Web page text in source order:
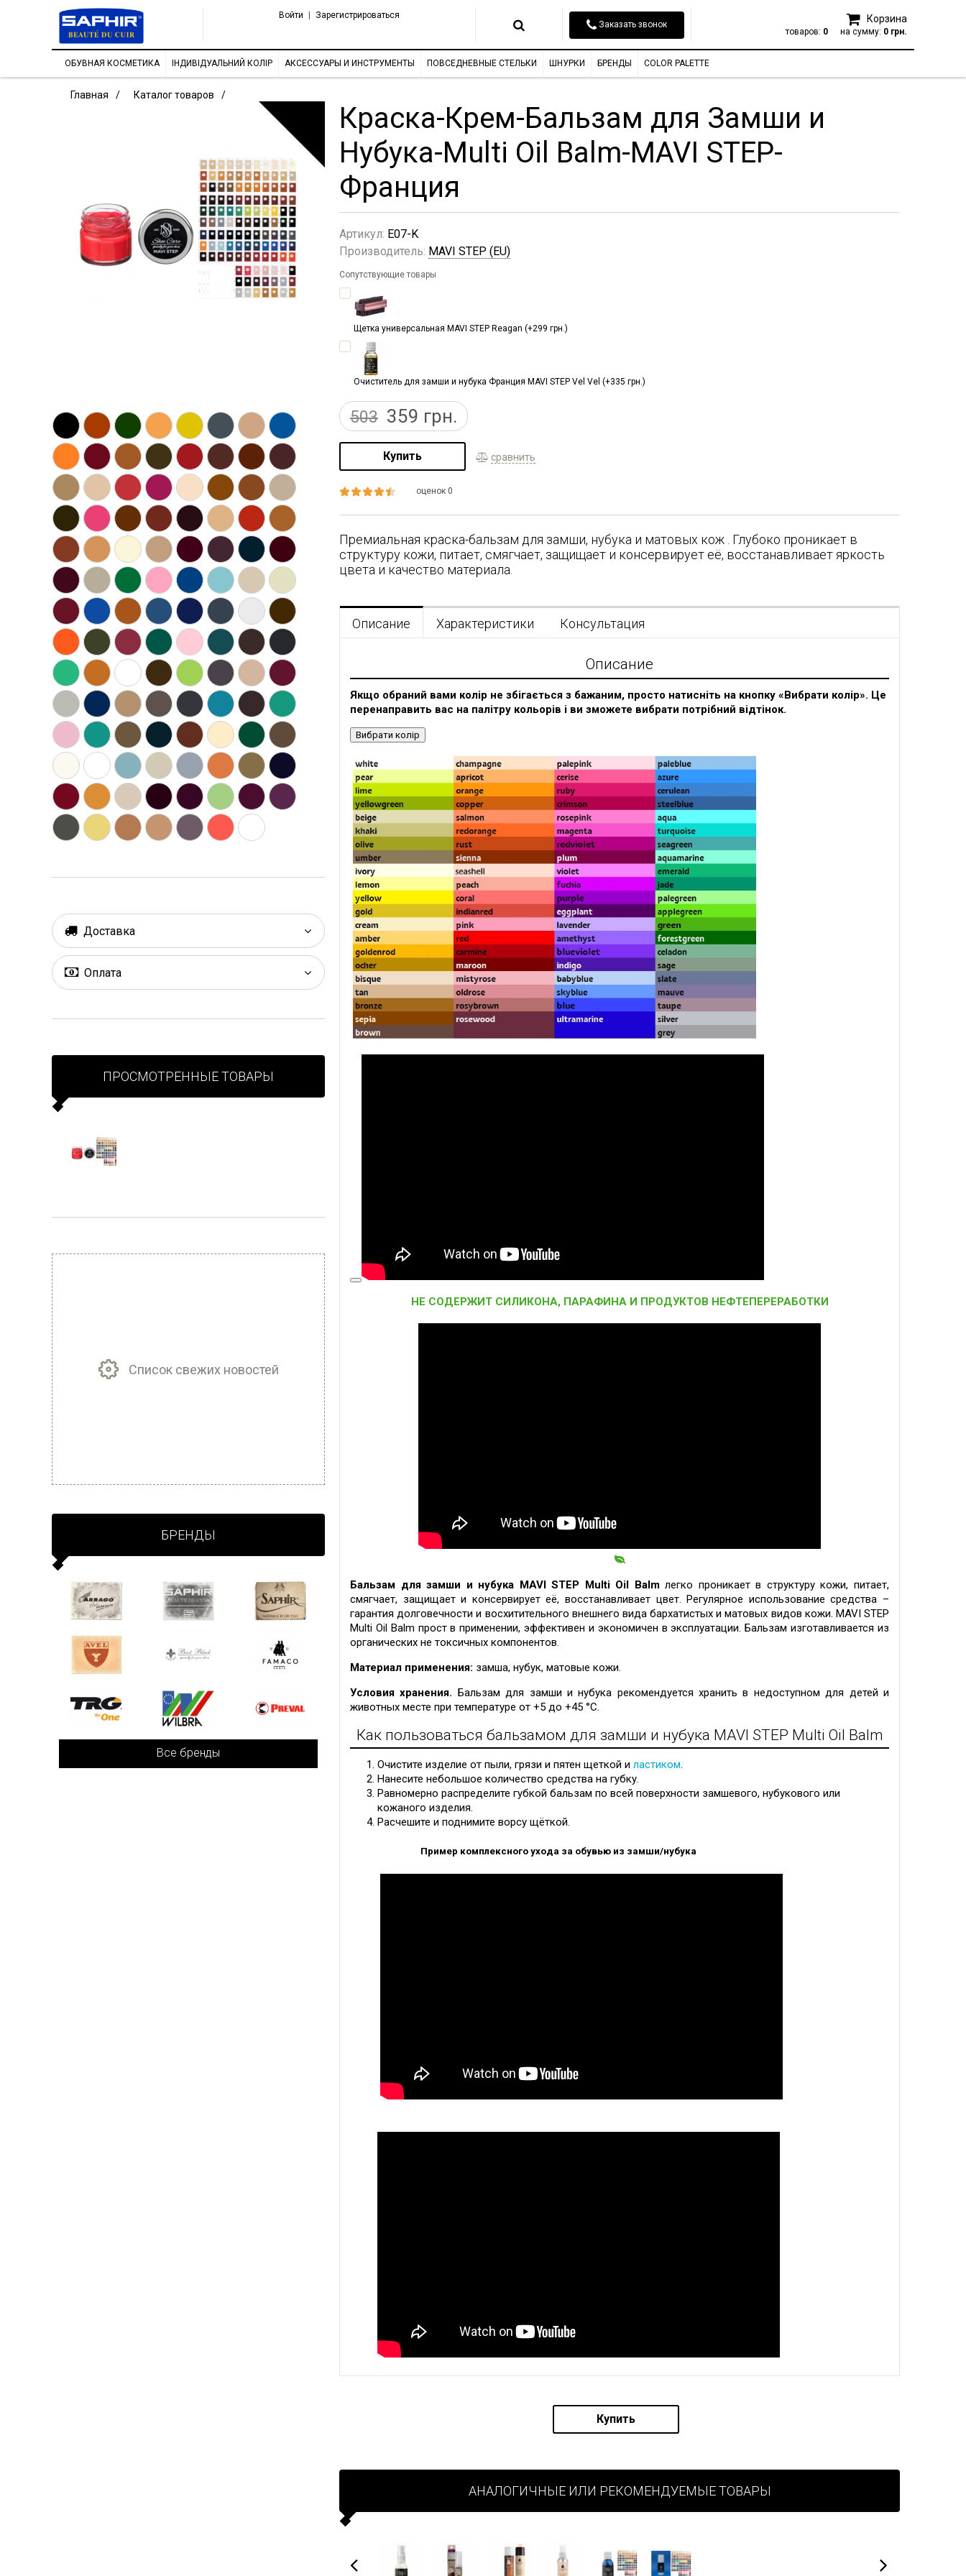
Войти
Зарегистрироваться
Заказать звонок
Корзина
товаров: 0 на сумму: 0 грн.
ОБУВНАЯ КОСМЕТИКА ІНДИВІДУАЛЬНИЙ КОЛІР АКСЕССУАРЫ И ИНСТРУМЕНТЫ ПОВСЕДНЕВНЫЕ СТЕЛЬКИ ШНУРКИ БРЕНДЫ COLOR PALETTE
Главная Каталог товаров
Краска-Крем-Бальзам для Замши и
Нубука-Multi Oil Balm-MAVI STEP-
Франция
Артикул: E07-K
Производитель: MAVI STEP (EU)
Сопутствующие товары
Щетка универсальная MAVI STEP Reagan (+299 грн.)
Очиститель для замши и нубука Франция MAVI STEP Vel Vel (+335 грн.)
503 359 грн.
Купить сравнить
оценок 0
Премиальная краска-бальзам для замши, нубука и матовых кож . Глубоко проникает в
структуру кожи, питает, смягчает, защищает и консервирует её, восстанавливает яркость
цвета и качество материала.
Описание Характеристики Консультация
Описание
Якщо обраний вами колір не збігається з бажаним, просто натисніть на кнопку «Вибрати колір». Це
перенаправить вас на палітру кольорів і ви зможете вибрати потрібний відтінок.
Вибрати колір
НЕ СОДЕРЖИТ СИЛИКОНА, ПАРАФИНА И ПРОДУКТОВ НЕФТЕПЕРЕРАБОТКИ
Бальзам для замши и нубука MAVI STEP Multi Oil Balm легко проникает в структуру кожи, питает,
смягчает, защищает и консервирует её, восстанавливает цвет. Регулярное использование средства –
гарантия долговечности и восхитительного внешнего вида бархатистых и матовых видов кожи. MAVI STEP
Multi Oil Balm прост в применении, эффективен и экономичен в эксплуатации. Бальзам изготавливается из
органических не токсичных компонентов.
Материал применения: замша, нубук, матовые кожи.
Условия хранения. Бальзам для замши и нубука рекомендуется хранить в недоступном для детей и
животных месте при температуре от +5 до +45 °C.
Как пользоваться бальзамом для замши и нубука MAVI STEP Multi Oil Balm
Очистите изделие от пыли, грязи и пятен щеткой и ластиком.
Нанесите небольшое количество средства на губку.
Равномерно распределите губкой бальзам по всей поверхности замшевого, нубукового или
кожаного изделия.
Расчешите и поднимите ворсу щёткой.
Пример комплексного ухода за обувью из замши/нубука
Купить
АНАЛОГИЧНЫЕ ИЛИ РЕКОМЕНДУЕМЫЕ ТОВАРЫ
Доставка
Оплата
ПРОСМОТРЕННЫЕ ТОВАРЫ
Список свежих новостей
БРЕНДЫ
Все бренды